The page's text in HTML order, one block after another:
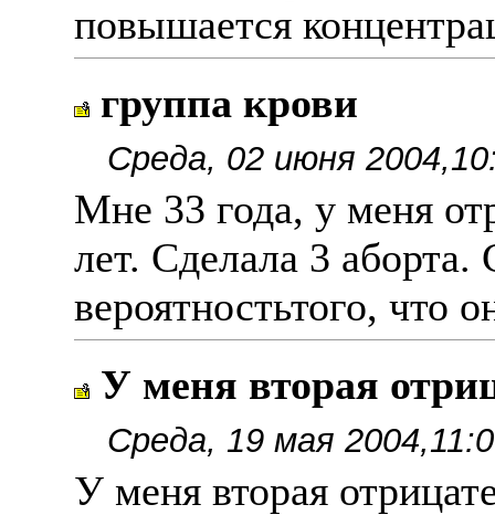
повышается
группа крови
Среда, 02 июня
Мне 33 года, у меня
лет. Сделала 3 аборта.
вероятностьтого, что
У меня вторая
Среда, 19 мая
У меня вторая